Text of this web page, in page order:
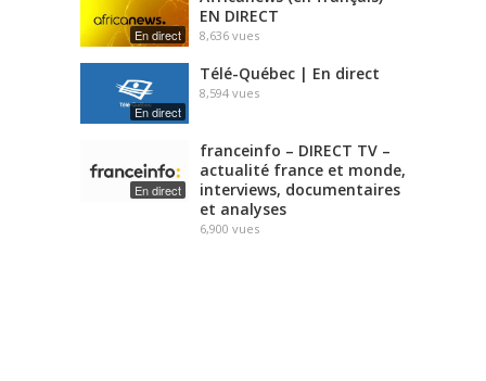
En direct
EN DIRECT
8,636 vues
En direct
Télé-Québec | En direct
8,594 vues
En direct
franceinfo – DIRECT TV –
actualité france et monde,
interviews, documentaires
et analyses
6,900 vues